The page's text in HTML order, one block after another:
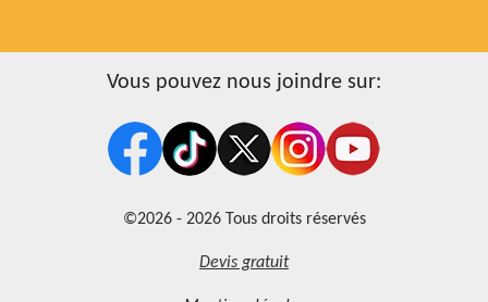
Vous pouvez nous joindre sur:
©2026 - 2026 Tous droits réservés
Devis gratuit